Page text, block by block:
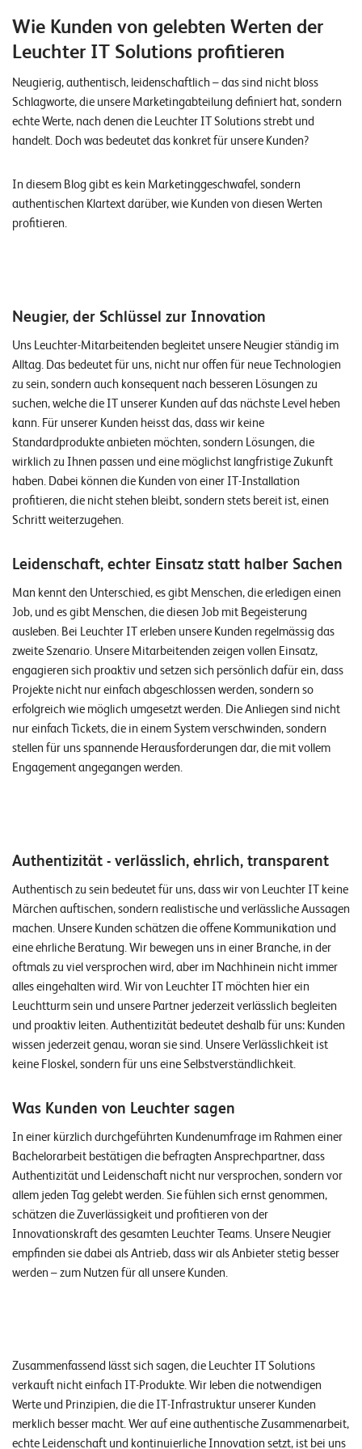
z
e
n
U
n
e
m
e
n
K
a
r
r
r
e
N
e
w
s
E
s
S
U
P
P
O
R
T
T
E
A
M
V
I
R
©
2
0
2
2
L
e
e
r
I
T
S
Wie Kunden von gelebten Werten der
Leuchter IT Solutions profitieren
Neugierig, authentisch, leidenschaftlich – das sind nicht bloss
Schlagworte, die unsere Marketingabteilung definiert hat, sondern
echte Werte, nach denen die Leuchter IT Solutions strebt und
handelt. Doch was bedeutet das konkret für unsere Kunden?
In diesem Blog gibt es kein Marketinggeschwafel, sondern
authentischen Klartext darüber, wie Kunden von diesen Werten
profitieren.
Neugier, der Schlüssel zur Innovation
Uns Leuchter-Mitarbeitenden begleitet unsere Neugier ständig im
Alltag. Das bedeutet für uns, nicht nur offen für neue Technologien
zu sein, sondern auch konsequent nach besseren Lösungen zu
suchen, welche die IT unserer Kunden auf das nächste Level heben
kann. Für unserer Kunden heisst das, dass wir keine
Standardprodukte anbieten möchten, sondern Lösungen, die
wirklich zu Ihnen passen und eine möglichst langfristige Zukunft
haben. Dabei können die Kunden von einer IT-Installation
profitieren, die nicht stehen bleibt, sondern stets bereit ist, einen
Schritt weiterzugehen.
Leidenschaft, echter Einsatz statt halber Sachen
Man kennt den Unterschied, es gibt Menschen, die erledigen einen
Job, und es gibt Menschen, die diesen Job mit Begeisterung
ausleben. Bei Leuchter IT erleben unsere Kunden regelmässig das
zweite Szenario. Unsere Mitarbeitenden zeigen vollen Einsatz,
engagieren sich proaktiv und setzen sich persönlich dafür ein, dass
Projekte nicht nur einfach abgeschlossen werden, sondern so
erfolgreich wie möglich umgesetzt werden. Die Anliegen sind nicht
nur einfach Tickets, die in einem System verschwinden, sondern
stellen für uns spannende Herausforderungen dar, die mit vollem
Engagement angegangen werden.
Authentizität - verlässlich, ehrlich, transparent
Authentisch zu sein bedeutet für uns, dass wir von Leuchter IT keine
Märchen auftischen, sondern realistische und verlässliche Aussagen
machen. Unsere Kunden schätzen die offene Kommunikation und
eine ehrliche Beratung. Wir bewegen uns in einer Branche, in der
oftmals zu viel versprochen wird, aber im Nachhinein nicht immer
alles eingehalten wird. Wir von Leuchter IT möchten hier ein
Leuchtturm sein und unsere Partner jederzeit verlässlich begleiten
und proaktiv leiten. Authentizität bedeutet deshalb für uns: Kunden
wissen jederzeit genau, woran sie sind. Unsere Verlässlichkeit ist
keine Floskel, sondern für uns eine Selbstverständlichkeit.
Was Kunden von Leuchter sagen
In einer kürzlich durchgeführten Kundenumfrage im Rahmen einer
Bachelorarbeit bestätigen die befragten Ansprechpartner, dass
Authentizität und Leidenschaft nicht nur versprochen, sondern vor
allem jeden Tag gelebt werden. Sie fühlen sich ernst genommen,
schätzen die Zuverlässigkeit und profitieren von der
Innovationskraft des gesamten Leuchter Teams. Unsere Neugier
empfinden sie dabei als Antrieb, dass wir als Anbieter stetig besser
werden – zum Nutzen für all unsere Kunden.
Zusammenfassend lässt sich sagen, die Leuchter IT Solutions
verkauft nicht einfach IT-Produkte. Wir leben die notwendigen
Werte und Prinzipien, die die IT-Infrastruktur unserer Kunden
merklich besser macht. Wer auf eine authentische Zusammenarbeit,
echte Leidenschaft und kontinuierliche Innovation setzt, ist bei uns